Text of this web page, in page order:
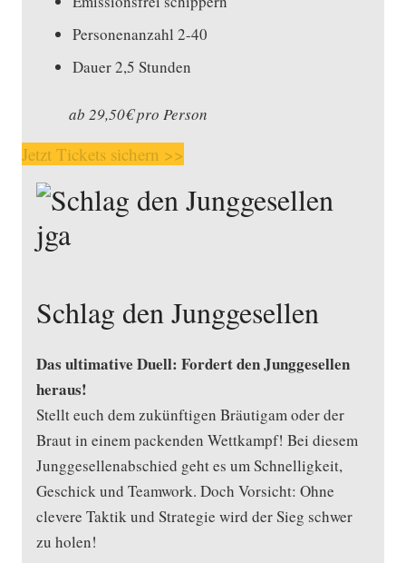
Personenanzahl 2-40
Dauer 2,5 Stunden
ab 29,50€ pro Person
Jetzt Tickets sichern >>
Schlag den Junggesellen
Das ultimative Duell: Fordert den Junggesellen
heraus!
Stellt euch dem zukünftigen Bräutigam oder der
Braut in einem packenden Wettkampf! Bei diesem
Junggesellenabschied geht es um Schnelligkeit,
Geschick und Teamwork. Doch Vorsicht: Ohne
clevere Taktik und Strategie wird der Sieg schwer
zu holen!